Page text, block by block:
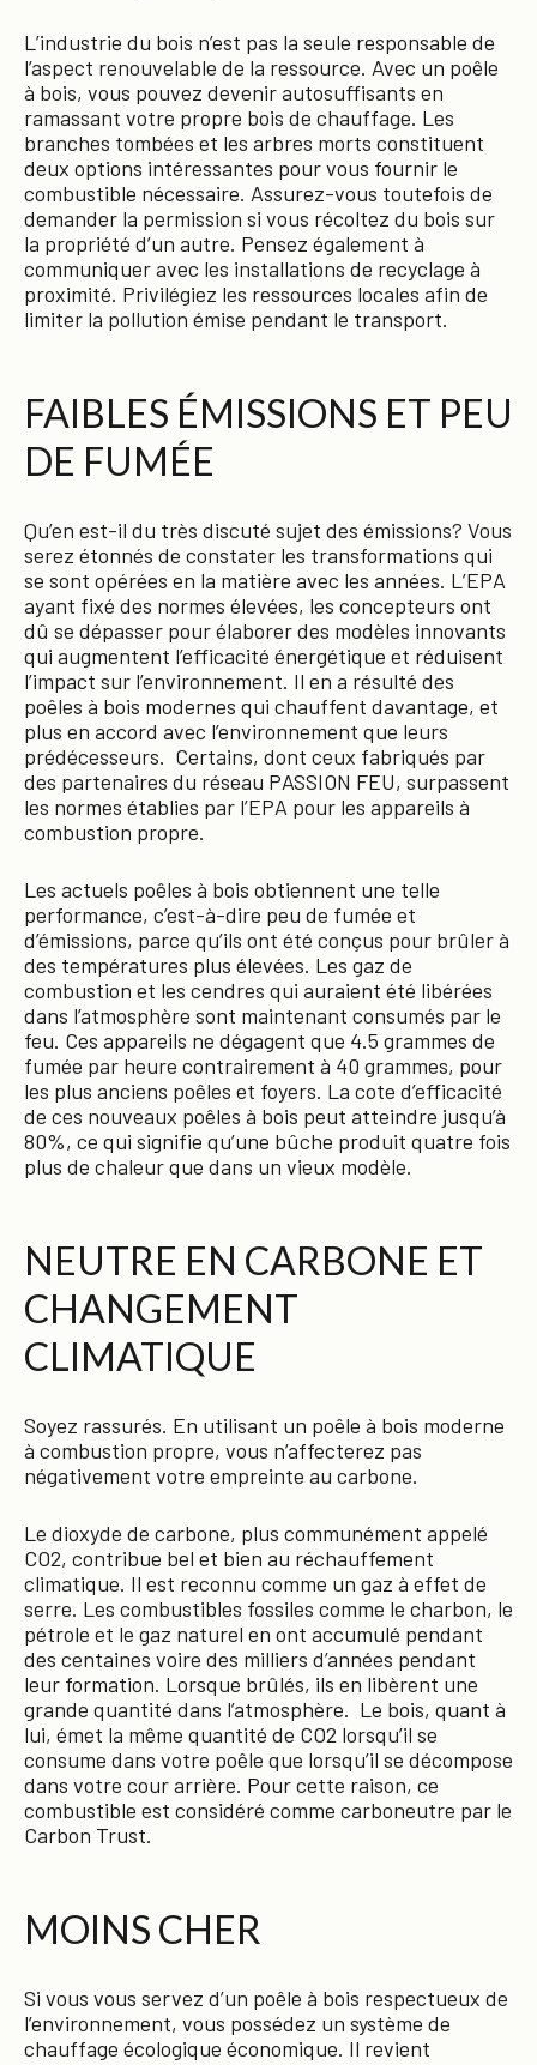
L’industrie du bois n’est pas la seule responsable de
l’aspect renouvelable de la ressource. Avec un poêle
à bois, vous pouvez devenir autosuffisants en
ramassant votre propre bois de chauffage. Les
branches tombées et les arbres morts constituent
deux options intéressantes pour vous fournir le
combustible nécessaire. Assurez-vous toutefois de
demander la permission si vous récoltez du bois sur
la propriété d’un autre. Pensez également à
communiquer avec les installations de recyclage à
proximité. Privilégiez les ressources locales afin de
limiter la pollution émise pendant le transport.
FAIBLES ÉMISSIONS ET PEU
DE FUMÉE
Qu’en est-il du très discuté sujet des émissions? Vous
serez étonnés de constater les transformations qui
se sont opérées en la matière avec les années. L’EPA
ayant fixé des normes élevées, les concepteurs ont
dû se dépasser pour élaborer des modèles innovants
qui augmentent l’efficacité énergétique et réduisent
l’impact sur l’environnement. Il en a résulté des
poêles à bois modernes qui chauffent davantage, et
plus en accord avec l’environnement que leurs
prédécesseurs. Certains, dont ceux fabriqués par
des partenaires du réseau PASSION FEU, surpassent
les normes établies par l’EPA pour les appareils à
combustion propre.
Les actuels poêles à bois obtiennent une telle
performance, c’est-à-dire peu de fumée et
d’émissions, parce qu’ils ont été conçus pour brûler à
des températures plus élevées. Les gaz de
combustion et les cendres qui auraient été libérées
dans l’atmosphère sont maintenant consumés par le
feu. Ces appareils ne dégagent que 4.5 grammes de
fumée par heure contrairement à 40 grammes, pour
les plus anciens poêles et foyers. La cote d’efficacité
de ces nouveaux poêles à bois peut atteindre jusqu’à
80%, ce qui signifie qu’une bûche produit quatre fois
plus de chaleur que dans un vieux modèle.
NEUTRE EN CARBONE ET
CHANGEMENT
CLIMATIQUE
Soyez rassurés. En utilisant un poêle à bois moderne
à combustion propre, vous n’affecterez pas
négativement votre empreinte au carbone.
Le dioxyde de carbone, plus communément appelé
CO2, contribue bel et bien au réchauffement
climatique. Il est reconnu comme un gaz à effet de
serre. Les combustibles fossiles comme le charbon, le
pétrole et le gaz naturel en ont accumulé pendant
des centaines voire des milliers d’années pendant
leur formation. Lorsque brûlés, ils en libèrent une
grande quantité dans l’atmosphère. Le bois, quant à
lui, émet la même quantité de CO2 lorsqu’il se
consume dans votre poêle que lorsqu’il se décompose
dans votre cour arrière. Pour cette raison, ce
combustible est considéré comme carboneutre par le
Carbon Trust.
MOINS CHER
Si vous vous servez d’un poêle à bois respectueux de
l’environnement, vous possédez un système de
chauffage écologique économique. Il revient